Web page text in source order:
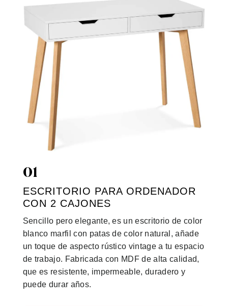
01
ESCRITORIO PARA ORDENADOR
CON 2 CAJONES
Sencillo pero elegante, es un escritorio de color
blanco marfil con patas de color natural, añade
un toque de aspecto rústico vintage a tu espacio
de trabajo. Fabricada con MDF de alta calidad,
que es resistente, impermeable, duradero y
puede durar años.